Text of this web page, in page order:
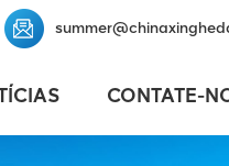
CONTATE-